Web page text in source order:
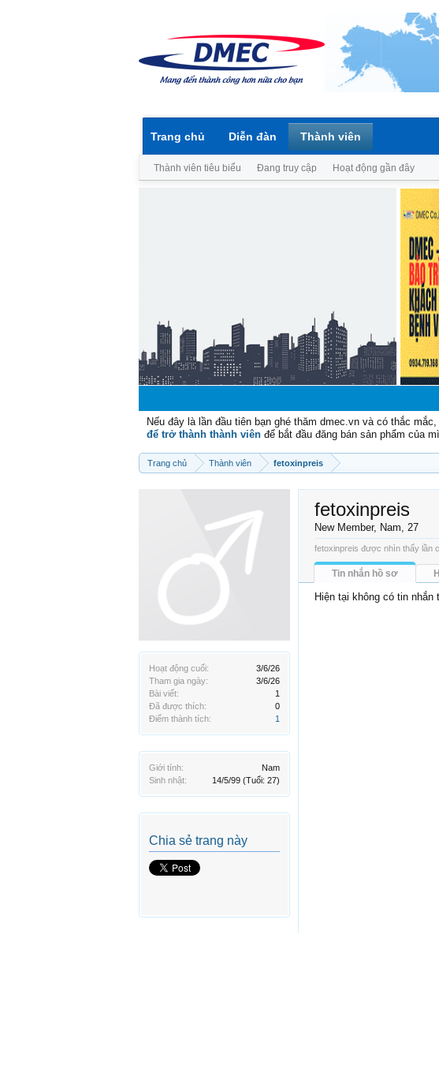
Nếu đây là lần đầu tiên bạn ghé thăm dmec.vn và có thắc
để trở thành thành viên để bắt đầu đăng bán sản phẩm của
Trang chủ Thành viên fetoxinpreis
Hoạt động cuối:
3/6/26
Tham gia ngày:
3/6/26
Bài viết:
1
Đã được thích:
0
Điểm thành tích:
1
Giới tính:
Nam
Sinh nhật:
14/5/99 (Tuổi: 27)
Chia sẻ trang này
fetoxinpreis
New Member, Nam, 27
fetoxinpreis được nhìn thấy lần
Tin nhắn hồ sơ
Hiện tại không có tin
Trang chủ Diễn đàn Thành viên
Thành viên tiêu biểu Đang truy cập Hoạt động gần đây